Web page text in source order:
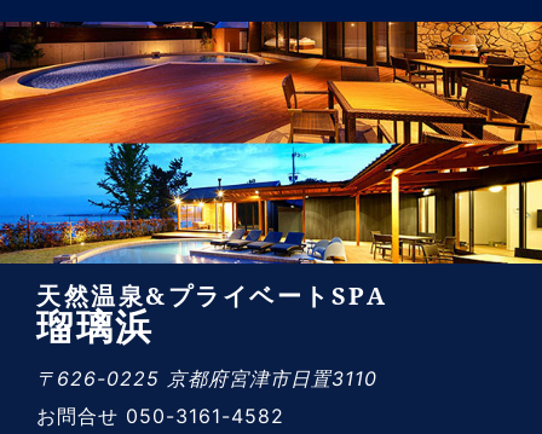
天然温泉&プライベートSPA
瑠璃浜
〒626-0225 京都府宮津市日置3110
お問合せ 050-3161-4582